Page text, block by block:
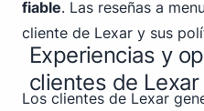
fiable. Las reseñas a
cliente de Lexar y sus
Experiencias y
clientes de Lexar
Los clientes de Lexar